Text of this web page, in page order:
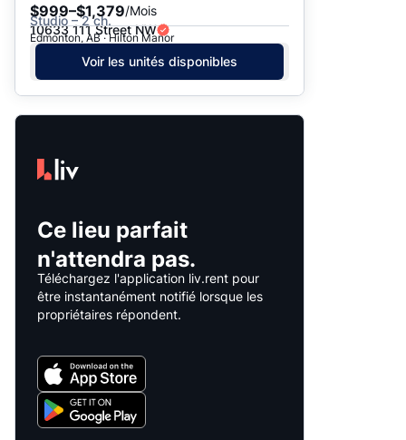
$999–$1,379/Mois
Studio – 2 ch.
10633 111 Street NW
Edmonton, AB · Hilton Manor
Voir les unités disponibles
Ce lieu parfait
n'attendra pas.
Téléchargez l'application liv.rent pour
être instantanément notifié lorsque les
propriétaires répondent.